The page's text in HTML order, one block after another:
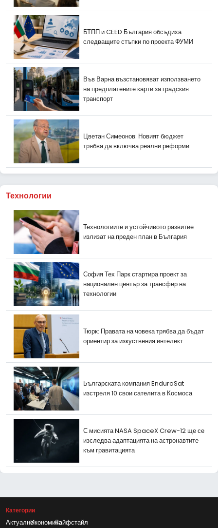
БТПП и CEED България обсъдиха
следващите стъпки по проекта ФУМИ
Във Варна възстановяват използването
на предплатените карти за градския
транспорт
Цветан Симеонов: Новият бюджет
трябва да включва реални реформи
Технологии
Технологиите и устойчивото развитие
излизат на преден план в България
София Тех Парк стартира проект за
национален център за трансфер на
технологии
Тюрк: Правата на човека трябва да бъдат
ориентир за изкуствения интелект
Българската компания EnduroSat
изстреля 10 свои сателита в Космоса
С мисията NASA SpaceX Crew-12 ще се
изследва адаптацията на астронавтите
към гравитацията
Категории
АктуалноИкономикаЛайфстайл